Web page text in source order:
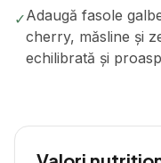
✓Adaugă fasole
cherry, măsline și
echilibrată și